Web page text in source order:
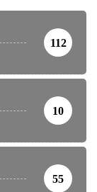
112
10
55